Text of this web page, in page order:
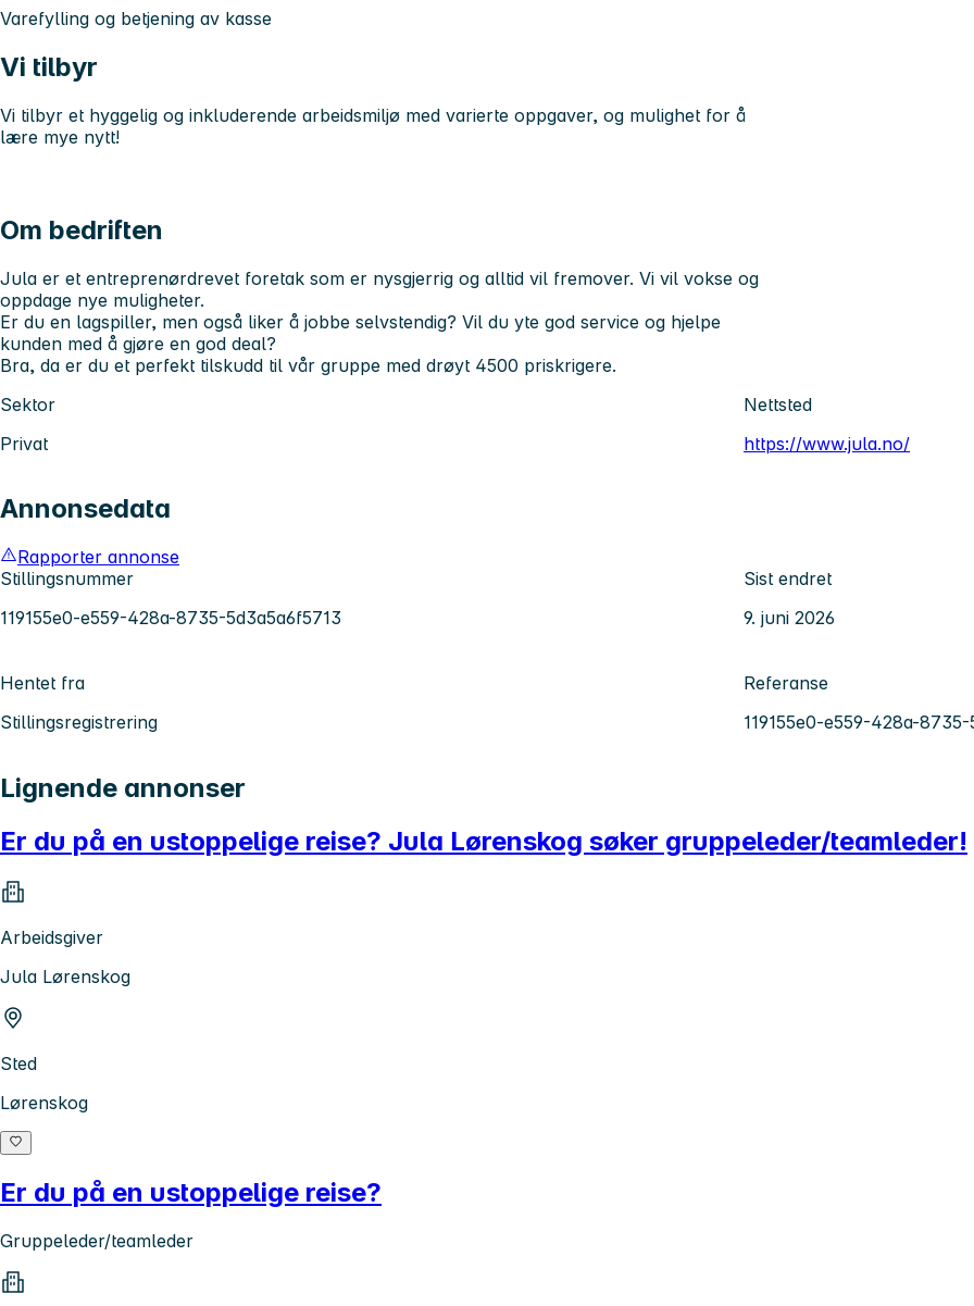
Varefylling og betjening av kasse
Vi tilbyr
Vi tilbyr et hyggelig og inkluderende arbeidsmiljø med varierte oppgaver, og mulighet for å
lære mye nytt!
Om bedriften
Jula er et entreprenørdrevet foretak som er nysgjerrig og alltid vil fremover. Vi vil vokse og
oppdage nye muligheter.
Er du en lagspiller, men også liker å jobbe selvstendig? Vil du yte god service og hjelpe
kunden med å gjøre en god deal?
Bra, da er du et perfekt tilskudd til vår gruppe med drøyt 4500 priskrigere.
Sektor
Privat
Nettsted
https://www.jula.no/
Annonsedata
Rapporter annonse
Stillingsnummer
119155e0-e559-428a-8735-5d3a5a6f5713
Sist endret
9. juni 2026
Hentet fra
Stillingsregistrering
Referanse
119155e0-e559-428a-
Lignende annonser
Er du på en ustoppelige reise? Jula Lørenskog søker gruppeleder/teamleder!
Arbeidsgiver
Jula Lørenskog
Sted
Lørenskog
Er du på en ustoppelige reise?
Gruppeleder/teamleder